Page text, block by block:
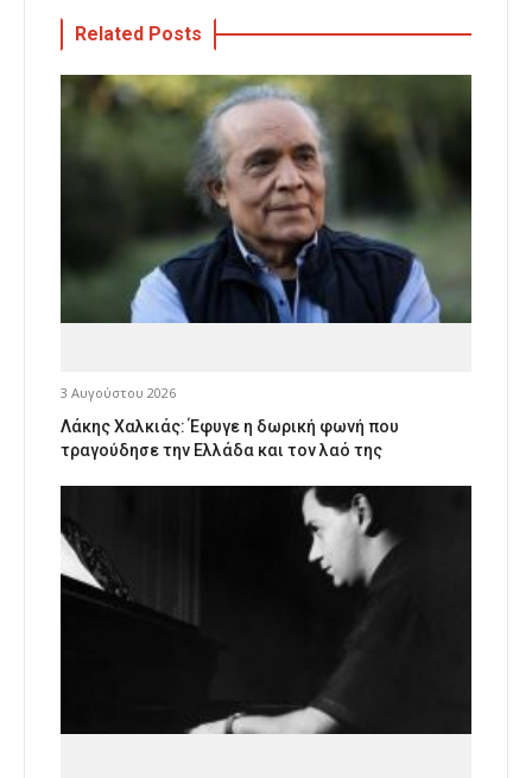
Related Posts
3 Αυγούστου 2026
Λάκης Χαλκιάς: Έφυγε η δωρική φωνή που
τραγούδησε την Ελλάδα και τον λαό της